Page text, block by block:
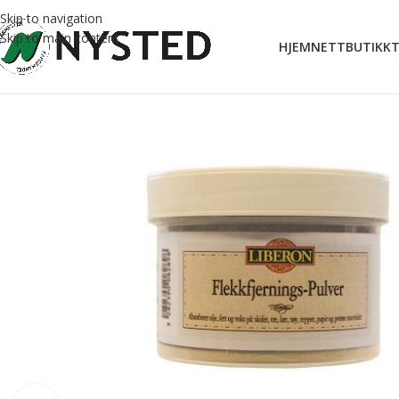
Skip to navigation
Skip to main content
HJEMNETTBUTIKK